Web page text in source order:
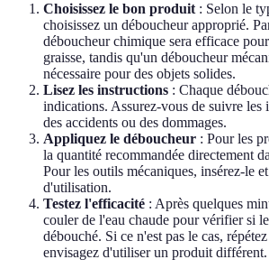
Choisissez le bon produit : Selon le
choisissez un déboucheur approprié.
déboucheur chimique sera efficace
graisse, tandis qu'un déboucheur
nécessaire pour des objets solides.
Lisez les instructions : Chaque
indications. Assurez-vous de suivre les
des accidents ou des dommages.
Appliquez le déboucheur : Pour les
la quantité recommandée directement
Pour les outils mécaniques, insérez-le
d'utilisation.
Testez l'efficacité : Après quelques
couler de l'eau chaude pour vérifier si
débouché. Si ce n'est pas le cas,
envisagez d'utiliser un produit différent.